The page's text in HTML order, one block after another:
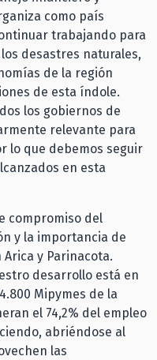
como país
trabajando para
desastres naturales,
de la región
de esta índole.
los gobiernos de
relevante para
lo que debemos seguir
en esta
compromiso del
y la importancia de
y Parinacota.
desarrollo está en
Mipymes de la
el 74,2% del empleo
abriéndose al
las